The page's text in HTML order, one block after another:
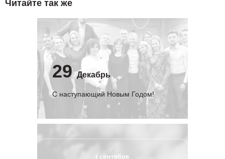
Читайте так же
29 Декабрь
С наступающий Новым Годом!